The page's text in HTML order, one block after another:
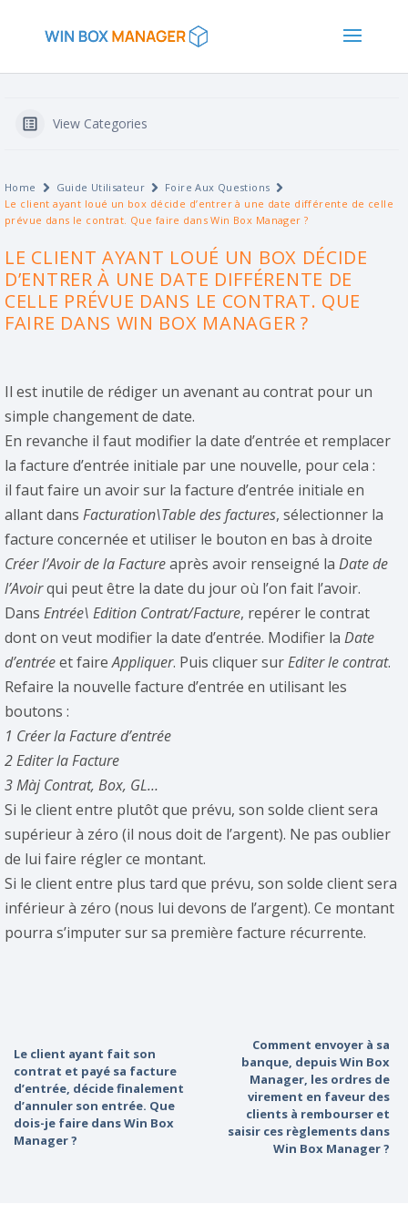
View Categories
Home Guide Utilisateur
Foire Aux Questions
Le client ayant loué un box décide d’entrer à une date différente de celle
prévue dans le contrat. Que faire dans Win Box Manager ?
LE CLIENT AYANT LOUÉ UN BOX DÉCIDE
D’ENTRER À UNE DATE DIFFÉRENTE DE
CELLE PRÉVUE DANS LE CONTRAT. QUE
FAIRE DANS WIN BOX MANAGER ?
Il est inutile de rédiger un avenant au contrat pour un
simple changement de date.
En revanche il faut modifier la date d’entrée et remplacer
la facture d’entrée initiale par une nouvelle, pour cela :
il faut faire un avoir sur la facture d’entrée initiale en
allant dans Facturation\Table des factures, sélectionner la
facture concernée et utiliser le bouton en bas à droite
Créer l’Avoir de la Factureaprès avoir renseigné la Date de
l’Avoirqui peut être la date du jour où l’on fait l’avoir.
Dans Entrée\ Edition Contrat/Facture, repérer le contrat
dont on veut modifier la date d’entrée. Modifier la Date
d’entréeet faireAppliquer. Puis cliquer surEditer le contrat.
Refaire la nouvelle facture d’entrée en utilisant les
boutons :
1 Créer la Facture d’entrée
2 Editer la Facture
3 Màj Contrat, Box, GL…
Si le client entre plutôt que prévu, son solde client sera
supérieur à zéro (il nous doit de l’argent). Ne pas oublier
de lui faire régler ce montant.
Si le client entre plus tard que prévu, son solde client sera
inférieur à zéro (nous lui devons de l’argent). Ce montant
pourra s’imputer sur sa première facture récurrente.
Le client ayant fait son
contrat et payé sa facture
d’entrée, décide finalement
d’annuler son entrée. Que
dois-je faire dans Win Box
Manager ?
Comment envoyer à sa
banque, depuis Win Box
Manager, les ordres de
virement en faveur des
clients à rembourser et
saisir ces règlements dans
Win Box Manager ?